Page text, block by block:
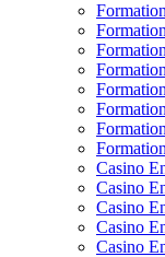
Casino
Casino
Casino
Casino
Casino